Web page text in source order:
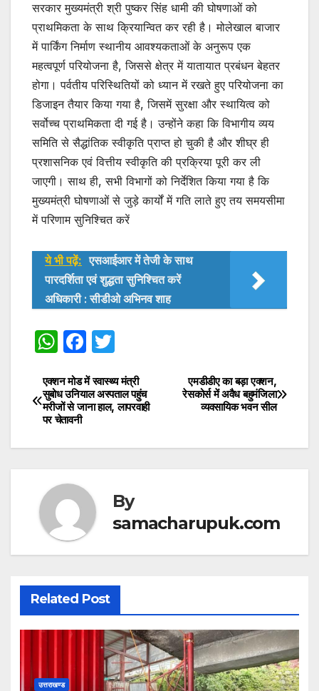
सरकार मुख्यमंत्री श्री पुष्कर सिंह धामी की घोषणाओं को
प्राथमिकता के साथ क्रियान्वित कर रही है। मोलेखाल बाजार
में पार्किंग निर्माण स्थानीय आवश्यकताओं के अनुरूप एक
महत्वपूर्ण परियोजना है, जिससे क्षेत्र में यातायात प्रबंधन बेहतर
होगा। पर्वतीय परिस्थितियों को ध्यान में रखते हुए परियोजना का
डिजाइन तैयार किया गया है, जिसमें सुरक्षा और स्थायित्व को
सर्वोच्च प्राथमिकता दी गई है। उन्होंने कहा कि विभागीय व्यय
समिति से सैद्धांतिक स्वीकृति प्राप्त हो चुकी है और शीघ्र ही
प्रशासनिक एवं वित्तीय स्वीकृति की प्रक्रिया पूरी कर ली
जाएगी। साथ ही, सभी विभागों को निर्देशित किया गया है कि
मुख्यमंत्री घोषणाओं से जुड़े कार्यों में गति लाते हुए तय समयसीमा
में परिणाम सुनिश्चित करें
ये भी पढ़ें: एसआईआर में तेजी के साथ
पारदर्शिता एवं शुद्धता सुनिश्चित करें
अधिकारी : सीडीओ अभिनव शाह
W
at
s
A
p
p
F
c
e
o
k
itt
er
Post
navigation
एमडीडीए का बड़ा एक्शन,
रेसकोर्स में अवैध बहुमंजिला
व्यवसायिक भवन सील
एक्शन मोड में स्वास्थ्य मंत्री
सुबोध उनियाल अस्पताल पहुंच
मरीजों से जाना हाल, लापरवाही
पर चेतावनी
By
samacharupuk.com
Related Post
उत्तराखण्ड